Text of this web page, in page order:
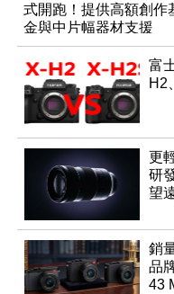
式開跑！提供高額創作
金與中片幅器材支援
富
H2
更
研
望
銷
品
43